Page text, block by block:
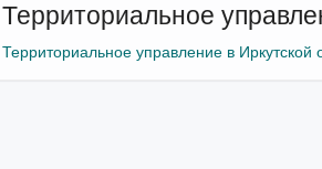
Территориальное
Территориальное управление в Иркутской